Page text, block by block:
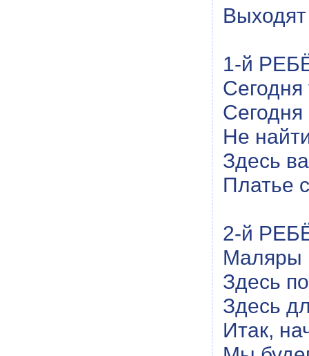
1-й
Сегодня
Сегодня
Не
Здесь
Платье
2-й
Маляры
Здесь
Здесь
Итак,